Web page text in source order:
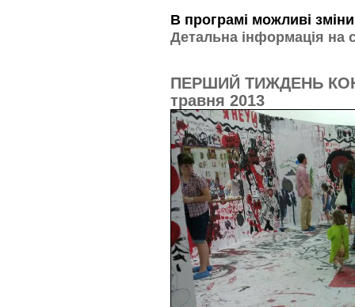
В програмі можливі
Детальна інформація на
ПЕРШИЙ ТИЖДЕНЬ
травня 2013